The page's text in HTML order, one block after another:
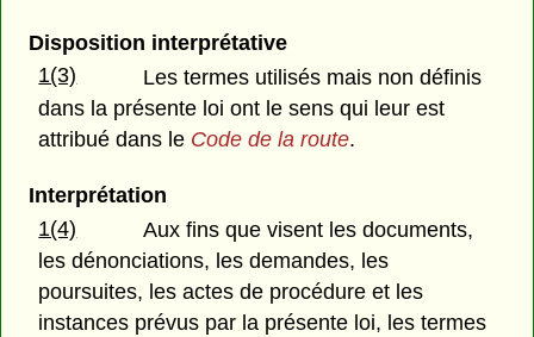
Disposition interprétative
1(3)
Les termes utilisés mais non définis
dans la présente loi ont le sens qui leur est
attribué dans le Code de la route.
Interprétation
1(4)
Aux fins que visent les documents,
les dénonciations, les demandes, les
poursuites, les actes de procédure et les
instances prévus par la présente loi, les termes